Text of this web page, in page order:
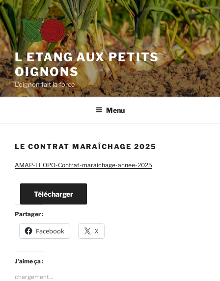
Aller
au
contenu
principal
L ETANG AUX PETITS
OIGNONS
L'oignon fait la force
Menu
LE CONTRAT MARAÎCHAGE 2025
AMAP-LEOPO-Contrat-maraichage-annee-2025
Télécharger
Partager :
Facebook X
J’aime ça :
chargement…